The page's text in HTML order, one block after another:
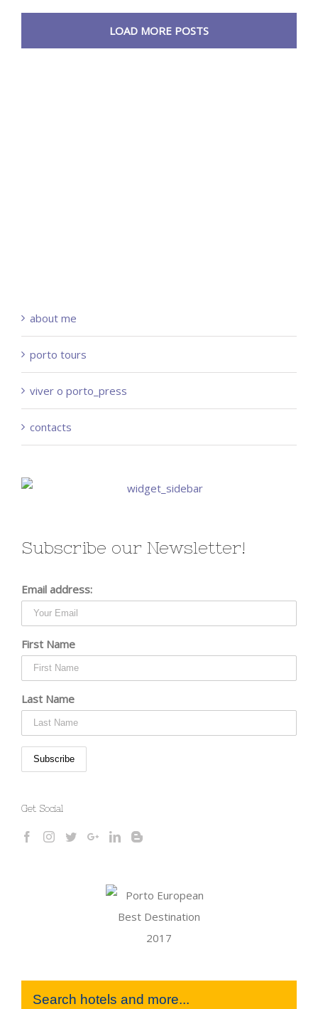
LOAD MORE POSTS
about me
porto tours
viver o porto_press
contacts
Subscribe our Newsletter!
Email address:
First Name
Last Name
Get Social
Search hotels and more...